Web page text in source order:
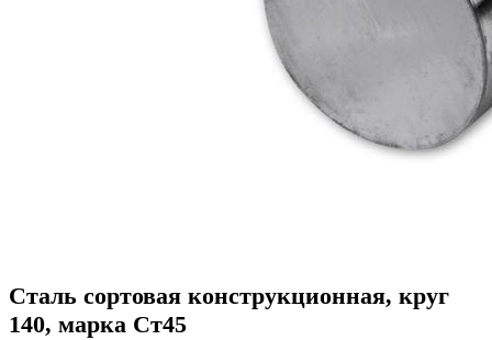
Сталь сортовая конструкционная, круг
140, марка Ст45